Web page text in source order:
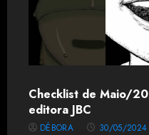
Checklist de Maio/
editora JBC
DÉBORA 30/05/2024